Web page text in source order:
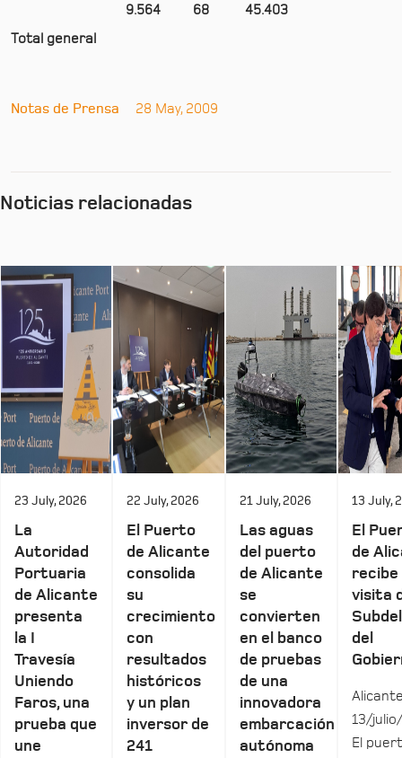
Total general
9.564 68 45.403
Notas de Prensa 28 May, 2009
Noticias relacionadas
23 July, 2026
La
Autoridad
Portuaria
de Alicante
presenta
la I
Travesía
Uniendo
Faros, una
prueba que
une
22 July, 2026
El Puerto
de Alicante
consolida
su
crecimiento
con
resultados
históricos
y un plan
inversor de
241
21 July, 2026
Las aguas
del puerto
de Alicante
se
convierten
en el banco
de pruebas
de una
innovadora
embarcación
autónoma
13 July,
El
de
recibe
visita
del
13/
El